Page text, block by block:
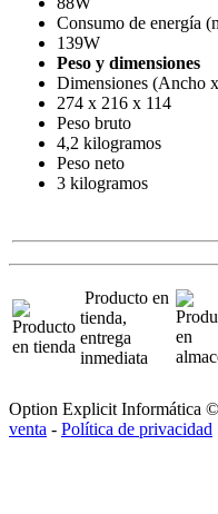
Consumo de energía
139W
Peso y dimensiones
Dimensiones (Ancho
274 x 216 x 114
Peso bruto
4,2 kilogramos
Peso neto
3 kilogramos
Producto en
tienda,
entrega
inmediata
Option Explicit Informática
venta - Política de privacidad